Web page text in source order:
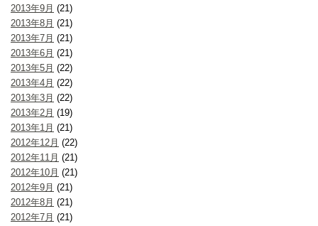
2013年9月 (21)
2013年8月 (21)
2013年7月 (21)
2013年6月 (21)
2013年5月 (22)
2013年4月 (22)
2013年3月 (22)
2013年2月 (19)
2013年1月 (21)
2012年12月 (22)
2012年11月 (21)
2012年10月 (21)
2012年9月 (21)
2012年8月 (21)
2012年7月 (21)